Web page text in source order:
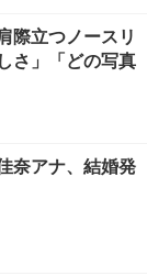
際立つノースリ
さ」「どの写真
奈アナ、結婚発